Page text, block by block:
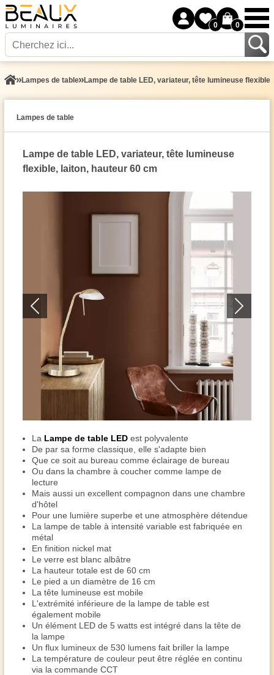
0 0
Lampes de table Lampe de table LED, variateur, tête lumineuse
Lampes de table
Lampe de table LED, variateur, tête lumineuse
flexible, laiton, hauteur 60 cm
La Lampe de table LED est polyvalente
De par sa forme classique, elle s'adapte bien
Que ce soit au bureau comme éclairage de bureau
Ou dans la chambre à coucher comme lampe de
lecture
Mais aussi un excellent compagnon dans une chambre
d'hôtel
Pour une lumière superbe et une atmosphère détendue
La lampe de table à intensité variable est fabriquée en
métal
En finition nickel mat
Le verre est blanc albâtre
La hauteur totale est de 60 cm
Le pied a un diamètre de 16 cm
La tête lumineuse est mobile
L'extrémité inférieure de la lampe de table est
également mobile
Un élément LED de 5 watts est intégré dans la tête de
la lampe
Un flux lumineux de 530 lumens fait briller la lampe
La température de couleur peut être réglée en continu
via la commande CCT